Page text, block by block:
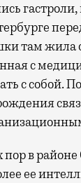
там жила
с
с собой.
пор в
ее